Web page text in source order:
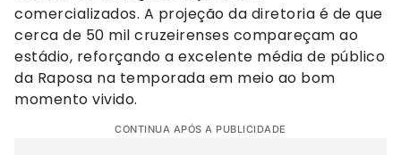
comercializados. A projeção da diretoria é de que
cerca de 50 mil cruzeirenses compareçam ao
estádio, reforçando a excelente média de público
da Raposa na temporada em meio ao bom
momento vivido.
CONTINUA APÓS A PUBLICIDADE